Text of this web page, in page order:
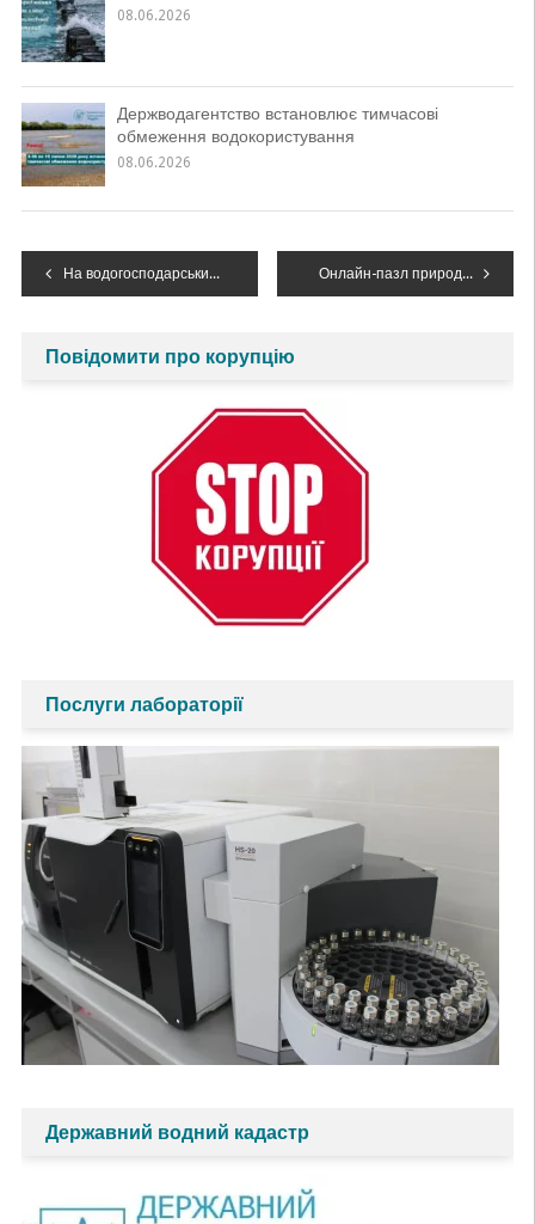
08.06.2026
Держводагентство встановлює тимчасові
обмеження водокористування
08.06.2026
Навігація
На водогосподарських об’єктах Дністровського БУВР проводяться ремонтно-експлуатаційні роботи Онлайн-пазл природи Дністра
Повідомити про корупцію
Послуги лабораторії
Державний водний кадастр